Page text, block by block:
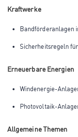
Kraftwerke
Bandförderanlagen
Sicherheitsregeln
Erneuerbare Energien
Windenergie-
Photovoltaik-
Allgemeine Themen